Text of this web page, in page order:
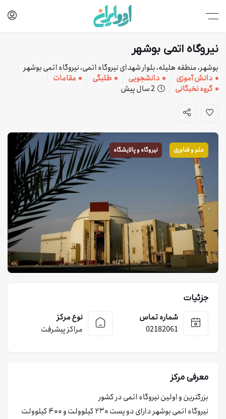
نیروگاه اتمی بوشهر
بوشهر، منطقه هلیله، بلوار شهدای نیروگاه اتمی، نیروگاه اتمی بوشهر
دانش آموزی
دانشجویی طلبگی
مقامات
گروه نخبگانی
علم و فناوری نیروگاه و پالایشگاه
جزئیات
شماره تماس
02182061
نوع مرکز
مراکز پیشرفت
معرفی مرکز
بزرگترین و اولین نیروگاه اتمی در کشور
نیروگاه اتمی بوشهر دارای دو پست ۲۳۰ کیلوولت و ۴۰۰ کیلوولت